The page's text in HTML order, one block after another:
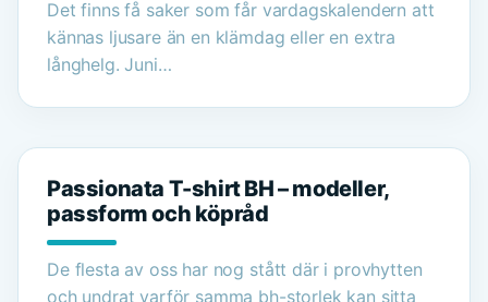
Det finns få saker som får vardagskalendern att
kännas ljusare än en klämdag eller en extra
långhelg. Juni…
Passionata T-shirt BH – modeller,
passform och köpråd
De flesta av oss har nog stått där i provhytten
och undrat varför samma bh-storlek kan sitta